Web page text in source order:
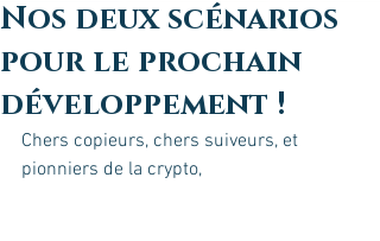
Nos deux scénarios
pour le prochain
développement !
Chers copieurs, chers suiveurs, et
pionniers de la crypto,